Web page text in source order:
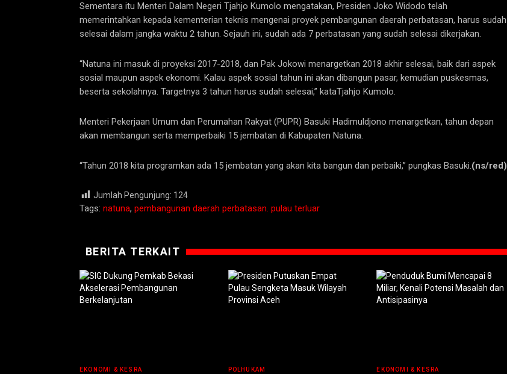
Sementara itu Menteri Dalam Negeri Tjahjo Kumolo mengatakan, Presiden Joko Widodo telah
memerintahkan kepada kementerian teknis mengenai proyek pembangunan daerah perbatasan, harus sudah
selesai dalam jangka waktu 2 tahun. Sejauh ini, sudah ada 7 perbatasan yang sudah selesai dikerjakan.
“Natuna ini masuk di proyeksi 2017-2018, dan Pak Jokowi menargetkan 2018 akhir selesai, baik dari aspek
sosial maupun aspek ekonomi. Kalau aspek sosial tahun ini akan dibangun pasar, kemudian puskesmas,
beserta sekolahnya. Targetnya 3 tahun harus sudah selesai,” kataTjahjo Kumolo.
Menteri Pekerjaan Umum dan Perumahan Rakyat (PUPR) Basuki Hadimuldjono menargetkan, tahun depan
akan membangun serta memperbaiki 15 jembatan di Kabupaten Natuna.
“Tahun 2018 kita programkan ada 15 jembatan yang akan kita bangun dan perbaiki,” pungkas Basuki.(ns/red)
Jumlah Pengunjung: 124
Tags: natuna, pembangunan daerah perbatasan. pulau terluar
BERITA TERKAIT
EKONOMI & KESRA POLHUKAM EKONOMI & KESRA